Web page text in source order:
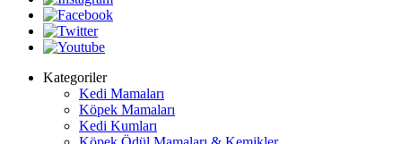
Kategoriler
Kedi Mamaları
Köpek Mamaları
Kedi Kumları